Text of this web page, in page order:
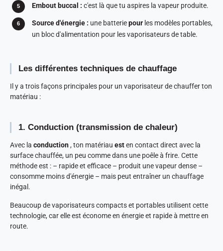
Embout buccal : c'est là que tu aspires la vapeur produite.
Source d'énergie : une batteriepour les modèles portables,
un bloc d'alimentation pour les vaporisateurs de table.
Les différentes techniques de chauffage
Il y a trois façons principales pour un vaporisateur de chauffer ton
matériau :
1. Conduction (transmission de chaleur)
Avec la conduction, ton matériau esten contact direct avec la
surface chauffée, un peu comme dans une poêle à frire. Cette
méthode est : – rapide et efficace – produit une vapeur dense –
consomme moins d'énergie – mais peut entraîner un chauffage
inégal.
Beaucoup de vaporisateurs compacts et portables utilisent cette
technologie, car elle est économe en énergie et rapide à mettre en
route.